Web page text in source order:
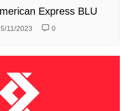
Express BLU
11/2023 0